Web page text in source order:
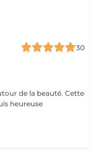
30
de la beauté. Cette
heureuse